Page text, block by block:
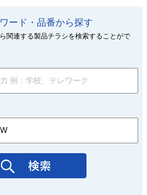
ード・品番から探す
関連する製品チラシを検索することがで